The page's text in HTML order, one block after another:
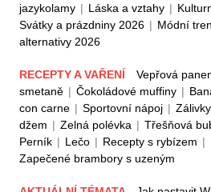
jazykolamy | Láska a vztahy |
Svátky a prázdniny 2026 | Módní
alternativy 2026
RECEPTY A VAŘENÍ Vepřová
smetaně | Čokoládové muffiny |
con carne | Sportovní nápoj |
džem | Zelná polévka | Třešňová
Perník | Lečo | Recepty s rybízem |
Zapečené brambory s uzeným